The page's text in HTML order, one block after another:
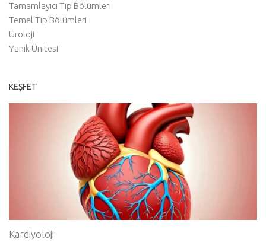
Tamamlayıcı Tıp Bölümleri
Temel Tıp Bölümleri
Üroloji
Yanık Ünitesi
KEŞFET
Kardiyoloji